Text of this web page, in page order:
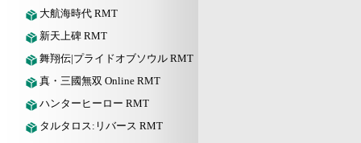
大航海時代 RMT
新天上碑 RMT
舞翔伝|プライドオブソウル RMT
真・三國無双 Online RMT
ハンターヒーロー RMT
タルタロス:リバース RMT